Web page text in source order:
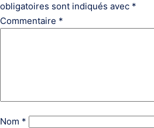
obligatoires sont indiqués avec *
Commentaire *
Nom *